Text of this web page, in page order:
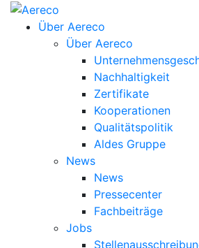
Über Aereco
Über Aereco
Nachhaltigkeit
Zertifikate
Kooperationen
Qualitätspolitik
Aldes Gruppe
News
News
Pressecenter
Fachbeiträge
Jobs